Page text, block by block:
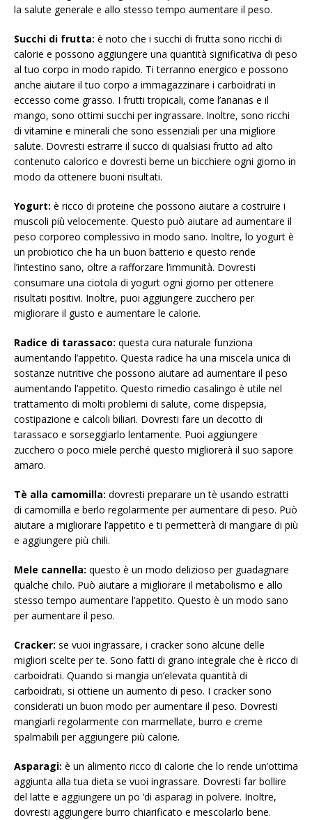
la salute generale e allo stesso tempo aumentare il peso.
Succhi di frutta: è noto che i succhi di frutta sono ricchi di
calorie e possono aggiungere una quantità significativa di peso
al tuo corpo in modo rapido. Ti terranno energico e possono
anche aiutare il tuo corpo a immagazzinare i carboidrati in
eccesso come grasso. I frutti tropicali, come l’ananas e il
mango, sono ottimi succhi per ingrassare. Inoltre, sono ricchi
di vitamine e minerali che sono essenziali per una migliore
salute. Dovresti estrarre il succo di qualsiasi frutto ad alto
contenuto calorico e dovresti berne un bicchiere ogni giorno in
modo da ottenere buoni risultati.
Yogurt: è ricco di proteine ​​che possono aiutare a costruire i
muscoli più velocemente. Questo può aiutare ad aumentare il
peso corporeo complessivo in modo sano. Inoltre, lo yogurt è
un probiotico che ha un buon batterio e questo rende
l’intestino sano, oltre a rafforzare l’immunità. Dovresti
consumare una ciotola di yogurt ogni giorno per ottenere
risultati positivi. Inoltre, puoi aggiungere zucchero per
migliorare il gusto e aumentare le calorie.
Radice di tarassaco: questa cura naturale funziona
aumentando l’appetito. Questa radice ha una miscela unica di
sostanze nutritive che possono aiutare ad aumentare il peso
aumentando l’appetito. Questo rimedio casalingo è utile nel
trattamento di molti problemi di salute, come dispepsia,
costipazione e calcoli biliari. Dovresti fare un decotto di
tarassaco e sorseggiarlo lentamente. Puoi aggiungere
zucchero o poco miele perché questo migliorerà il suo sapore
amaro.
Tè alla camomilla: dovresti preparare un tè usando estratti
di camomilla e berlo regolarmente per aumentare di peso. Può
aiutare a migliorare l’appetito e ti permetterà di mangiare di più
e aggiungere più chili.
Mele cannella: questo è un modo delizioso per guadagnare
qualche chilo. Può aiutare a migliorare il metabolismo e allo
stesso tempo aumentare l’appetito. Questo è un modo sano
per aumentare il peso.
Cracker: se vuoi ingrassare, i cracker sono alcune delle
migliori scelte per te. Sono fatti di grano integrale che è ricco di
carboidrati. Quando si mangia un’elevata quantità di
carboidrati, si ottiene un aumento di peso. I cracker sono
considerati un buon modo per aumentare il peso. Dovresti
mangiarli regolarmente con marmellate, burro e creme
spalmabili per aggiungere più calorie.
Asparagi: è un alimento ricco di calorie che lo rende un’ottima
aggiunta alla tua dieta se vuoi ingrassare. Dovresti far bollire
del latte e aggiungere un po ‘di asparagi in polvere. Inoltre,
dovresti aggiungere burro chiarificato e mescolarlo bene.